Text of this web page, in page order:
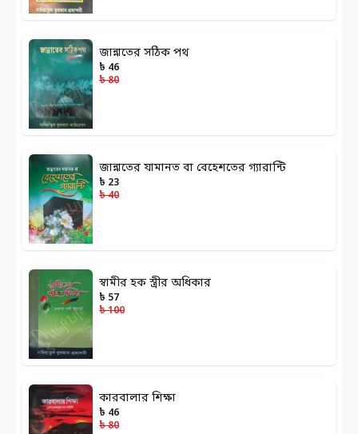
জান্নাতের সঠিক পথ
৳ 46
৳ 80
জান্নাতের যামানত বা বেহেশতের গ্যারান্টি
৳ 23
৳ 40
স্বামীর হক স্ত্রীর অধিকার
৳ 57
৳ 100
কারবালার শিক্ষা
৳ 46
৳ 80